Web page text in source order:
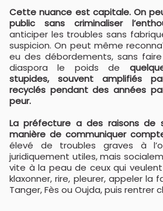
Cette nuance est capitale. On
public sans criminaliser
anticiper les troubles sans
suspicion. On peut même
eu des débordements, sans
diaspora le poids de
stupides, souvent amplifiés
recyclés pendant des années
peur.
La préfecture a des raisons de
manière de communiquer
élevé de troubles graves à
juridiquement utiles, mais
vite à la peau de ceux qui
klaxonner, rire, pleurer, appeler la
Tanger, Fès ou Oujda, puis rentrer